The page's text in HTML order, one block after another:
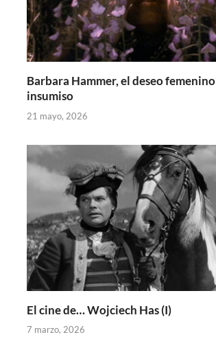
Barbara Hammer, el deseo femenino
insumiso
21 mayo, 2026
El cine de… Wojciech Has (I)
7 marzo, 2026